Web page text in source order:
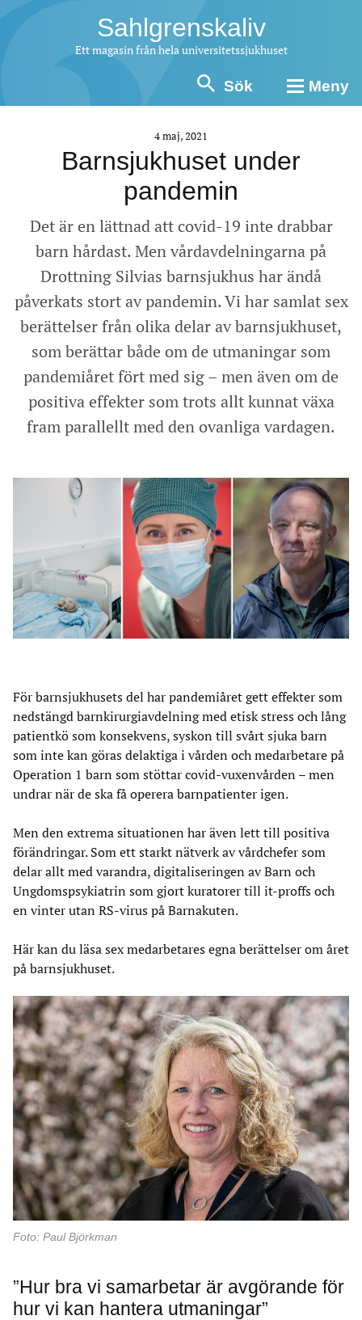
Sahlgrenskaliv
Ett magasin från hela universitetssjukhuset
Sök Meny
4 maj, 2021
Barnsjukhuset under
pandemin
Det är en lättnad att covid-19 inte drabbar
barn hårdast. Men vårdavdelningarna på
Drottning Silvias barnsjukhus har ändå
påverkats stort av pandemin. Vi har samlat sex
berättelser från olika delar av barnsjukhuset,
som berättar både om de utmaningar som
pandemiåret fört med sig – men även om de
positiva effekter som trots allt kunnat växa
fram parallellt med den ovanliga vardagen.
För barnsjukhusets del har pandemiåret gett effekter som
nedstängd barnkirurgiavdelning med etisk stress och lång
patientkö som konsekvens, syskon till svårt sjuka barn
som inte kan göras delaktiga i vården och medarbetare på
Operation 1 barn som stöttar covid-vuxenvården – men
undrar när de ska få operera barnpatienter igen.
Men den extrema situationen har även lett till positiva
förändringar. Som ett starkt nätverk av vårdchefer som
delar allt med varandra, digitaliseringen av Barn och
Ungdomspsykiatrin som gjort kuratorer till it-proffs och
en vinter utan RS-virus på Barnakuten.
Här kan du läsa sex medarbetares egna berättelser om året
på barnsjukhuset.
Foto: Paul Björkman
”Hur bra vi samarbetar är avgörande för
hur vi kan hantera utmaningar”